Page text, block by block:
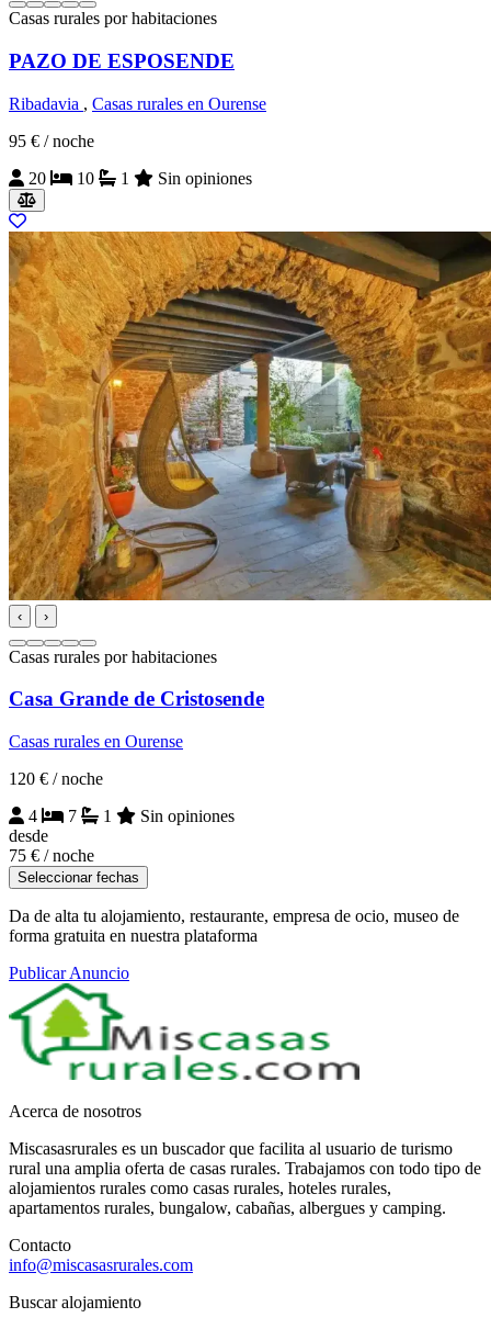
Casas rurales por habitaciones
PAZO DE ESPOSENDE
Ribadavia , Casas rurales en Ourense
95 € / noche
20
10 1 Sin opiniones
‹ ›
Casas rurales por habitaciones
Casa Grande de Cristosende
Casas rurales en Ourense
120 € / noche
4
7 1
Sin opiniones
desde
75 € / noche
Seleccionar fechas
Da de alta tu alojamiento, restaurante, empresa de ocio, museo de
forma gratuita en nuestra plataforma
Publicar Anuncio
Acerca de nosotros
Miscasasrurales es un buscador que facilita al usuario de turismo
rural una amplia oferta de casas rurales. Trabajamos con todo tipo de
alojamientos rurales como casas rurales, hoteles rurales,
apartamentos rurales, bungalow, cabañas, albergues y camping.
Contacto
info@miscasasrurales.com
Buscar alojamiento